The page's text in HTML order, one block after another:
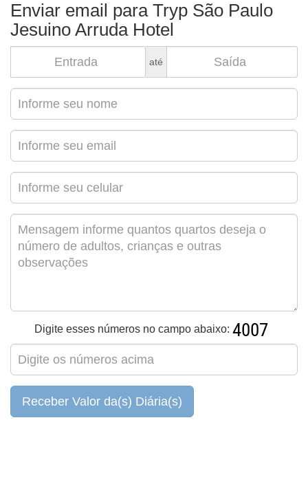
Enviar email para Tryp São Paulo
Jesuino Arruda Hotel
até
Digite esses números no campo abaixo:
Receber Valor da(s) Diária(s)